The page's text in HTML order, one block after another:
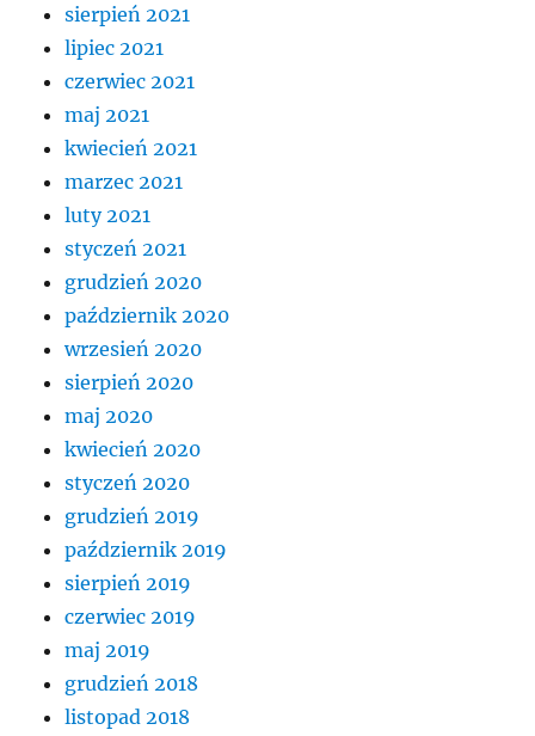
sierpień 2021
lipiec 2021
czerwiec 2021
maj 2021
kwiecień 2021
marzec 2021
luty 2021
styczeń 2021
grudzień 2020
październik 2020
wrzesień 2020
sierpień 2020
maj 2020
kwiecień 2020
styczeń 2020
grudzień 2019
październik 2019
sierpień 2019
czerwiec 2019
maj 2019
grudzień 2018
listopad 2018